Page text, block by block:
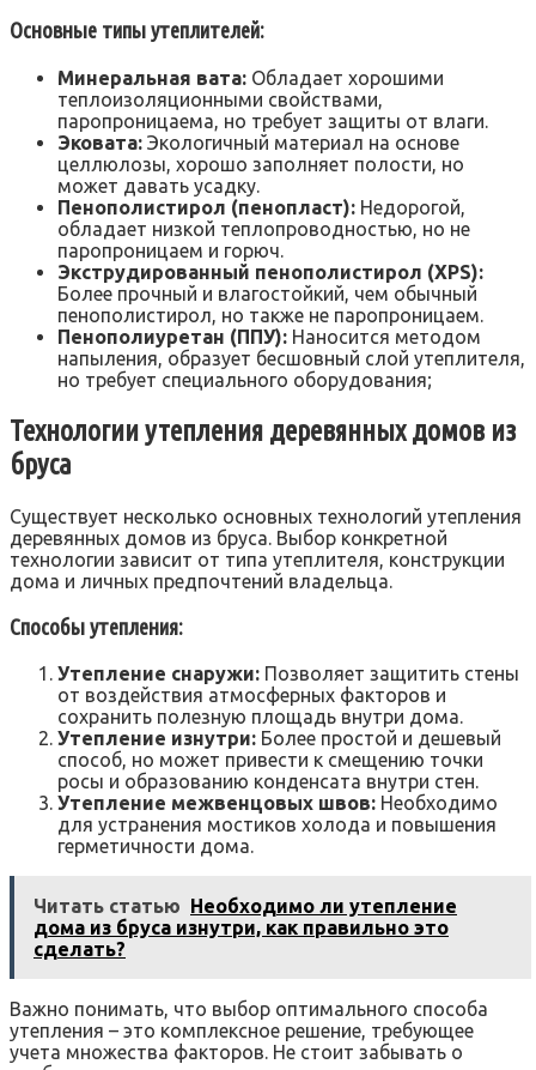
Основные типы утеплителей:
Минеральная вата: Обладает хорошими
теплоизоляционными свойствами,
паропроницаема, но требует защиты от влаги.
Эковата: Экологичный материал на основе
целлюлозы, хорошо заполняет полости, но
может давать усадку.
Пенополистирол (пенопласт): Недорогой,
обладает низкой теплопроводностью, но не
паропроницаем и горюч.
Экструдированный пенополистирол (XPS):
Более прочный и влагостойкий, чем обычный
пенополистирол, но также не паропроницаем.
Пенополиуретан (ППУ): Наносится методом
напыления, образует бесшовный слой утеплителя,
но требует специального оборудования;
Технологии утепления деревянных домов из
бруса
Существует несколько основных технологий утепления
деревянных домов из бруса. Выбор конкретной
технологии зависит от типа утеплителя, конструкции
дома и личных предпочтений владельца.
Способы утепления:
Утепление снаружи: Позволяет защитить стены
от воздействия атмосферных факторов и
сохранить полезную площадь внутри дома.
Утепление изнутри: Более простой и дешевый
способ, но может привести к смещению точки
росы и образованию конденсата внутри стен.
Утепление межвенцовых швов: Необходимо
для устранения мостиков холода и повышения
герметичности дома.
Читать статью
Необходимо ли утепление
дома из бруса изнутри, как правильно это
сделать?
Важно понимать, что выбор оптимального способа
утепления – это комплексное решение, требующее
учета множества факторов. Не стоит забывать о